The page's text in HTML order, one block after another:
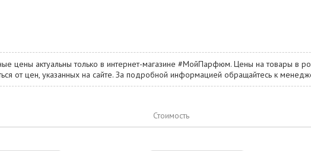
аккорды драгоценной
звучание свежего морского
цены актуальны только в интернет-магазине #МойПарфюм. Цены на товары в
от цен, указанных на сайте. За подробной информацией обращайтесь к
Стоимость